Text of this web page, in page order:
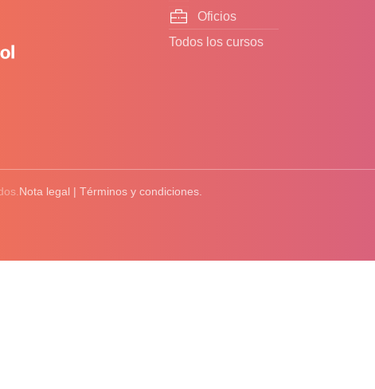
Oficios
Todos los cursos
Nota legal | Términos y condiciones.